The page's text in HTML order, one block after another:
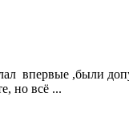
впервые ,были
но всё ...